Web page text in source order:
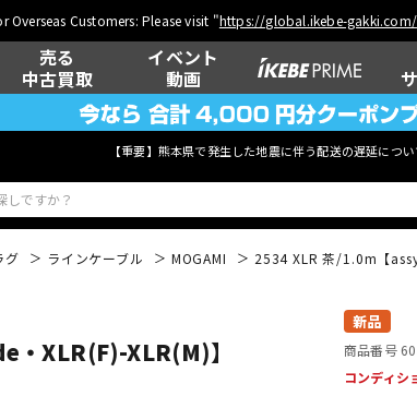
Overseas Customers: Please visit "https://global.ikebe-gakki.com/
売る
中古買取
イベント
動画
【重要】熊本県で発生した地震に伴う配送の遅延につ
ウク
グ ラインケーブル MOGAMI 2534 XLR 茶/1.0m【
XLR(F)-XLR(M)】
新品
商品番号
コンディシ